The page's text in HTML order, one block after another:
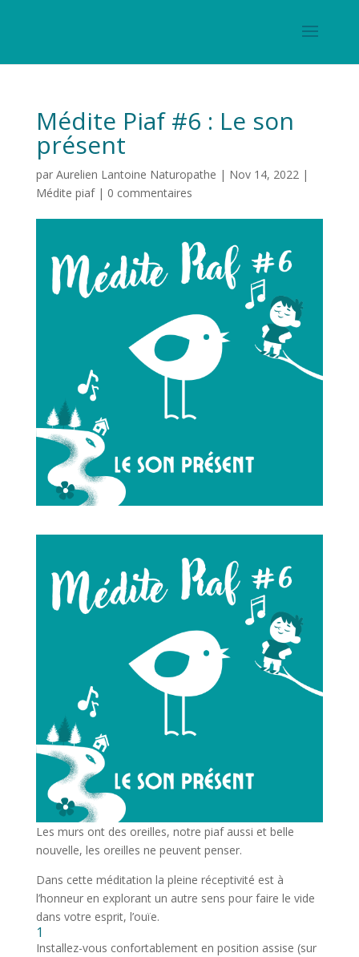
Médite Piaf #6 : Le son
présent
par Aurelien Lantoine Naturopathe | Nov 14, 2022|
Médite piaf| 0 commentaires
Les murs ont des oreilles, notre piaf aussi et belle
nouvelle, les oreilles ne peuvent penser.
Dans cette méditation la pleine réceptivité est à
l’honneur en explorant un autre sens pour faire le vide
dans votre esprit, l’ouïe.
1
Installez-vous confortablement en position assise (sur